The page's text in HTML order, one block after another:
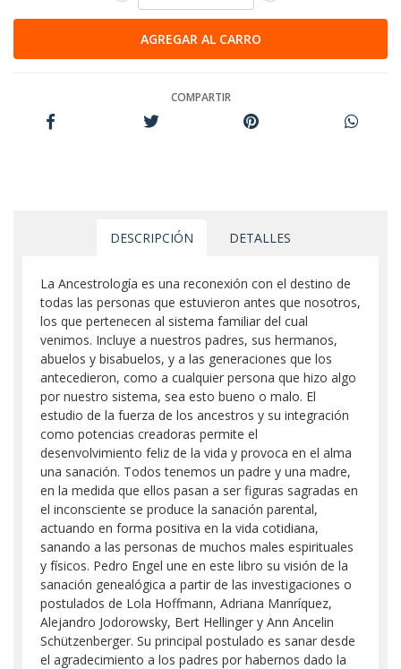
COMPARTIR
DESCRIPCIÓN DETALLES
La Ancestrología es una reconexión con el destino de
todas las personas que estuvieron antes que nosotros,
los que pertenecen al sistema familiar del cual
venimos. Incluye a nuestros padres, sus hermanos,
abuelos y bisabuelos, y a las generaciones que los
antecedieron, como a cualquier persona que hizo algo
por nuestro sistema, sea esto bueno o malo. El
estudio de la fuerza de los ancestros y su integración
como potencias creadoras permite el
desenvolvimiento feliz de la vida y provoca en el alma
una sanación. Todos tenemos un padre y una madre,
en la medida que ellos pasan a ser figuras sagradas en
el inconsciente se produce la sanación parental,
actuando en forma positiva en la vida cotidiana,
sanando a las personas de muchos males espirituales
y físicos. Pedro Engel une en este libro su visión de la
sanación genealógica a partir de las investigaciones o
postulados de Lola Hoffmann, Adriana Manríquez,
Alejandro Jodorowsky, Bert Hellinger y Ann Ancelin
Schützenberger. Su principal postulado es sanar desde
el agradecimiento a los padres por habernos dado la